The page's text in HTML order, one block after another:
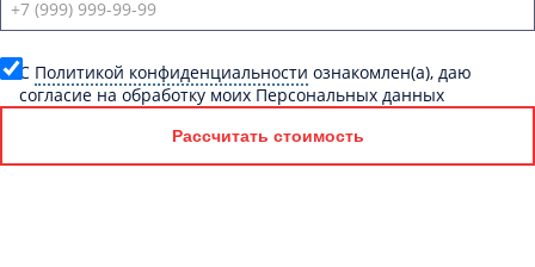
C Политикой конфиденциальности ознакомлен(а), даю
согласие на обработку моих Персональных данных
Рассчитать стоимость